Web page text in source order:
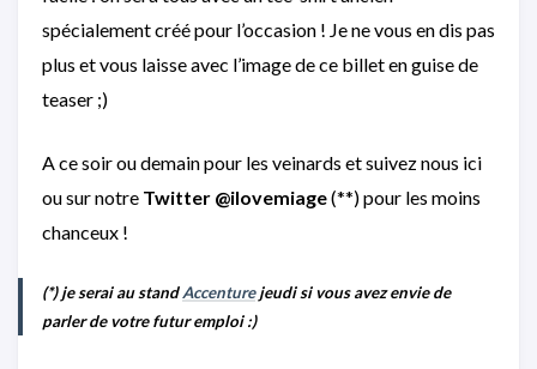
spécialement créé pour l’occasion ! Je ne vous en dis pas
plus et vous laisse avec l’image de ce billet en guise de
teaser ;)
A ce soir ou demain pour les veinards et suivez nous ici
ou sur notre Twitter @ilovemiage(**) pour les moins
chanceux !
(*) je serai au standAccenturejeudi si vous avez envie de
parler de votre futur emploi :)